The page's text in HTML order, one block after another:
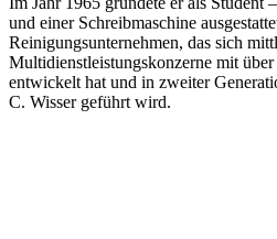
und einer Schreibmaschine
Reinigungsunternehmen, das sich
Multidienstleistungskonzerne mit
entwickelt hat und in zweiter
C. Wisser geführt wird.